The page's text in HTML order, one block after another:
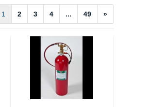
1 2 3 4 ... 49 »